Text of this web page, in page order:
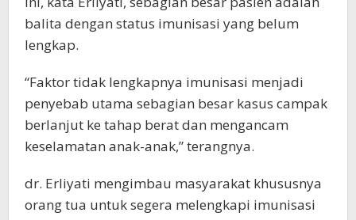
balita dengan status imunisasi yang belum
lengkap.
“Faktor tidak lengkapnya imunisasi menjadi
penyebab utama sebagian besar kasus campak
berlanjut ke tahap berat dan mengancam
keselamatan anak-anak,” terangnya.
dr. Erliyati mengimbau masyarakat khususnya
orang tua untuk segera melengkapi imunisasi